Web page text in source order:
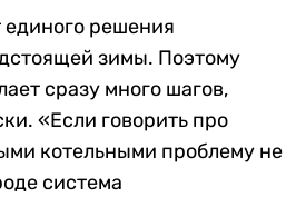
единого решения
зимы. Поэтому
сразу много шагов,
«Если говорить про
котельными проблему не
система